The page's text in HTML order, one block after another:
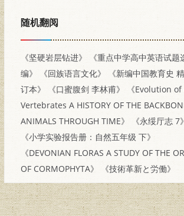
随机翻阅
《坚硬岩层钻进》
《重点中学高中英语试题
编》
《回族语言文化》
《新编中国教育史
订本》
《口蜜腹剑 李林甫》
《Evolution
Vertebrates A HISTORY OF THE
ANIMALS THROUGH TIME》
《永绥厅志 7》
《小学实验报告册：自然五年级 下》
《DEVONIAN FLORAS A STUDY OF THE
OF CORMOPHYTA》
《技術革新と労働》